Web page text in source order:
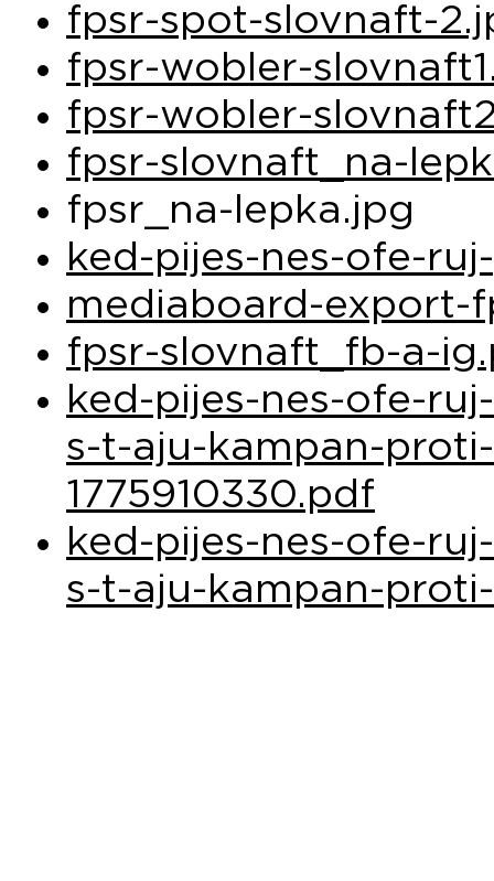
fpsr-spot-slovnaft-
fpsr-wobler-
fpsr-wobler-
fpsr-slovnaft_na-
fpsr_na-lepka.jpg
ked-pijes-nes-ofe-
mediaboard-export-
fpsr-slovnaft_fb-a-
ked-pijes-nes-ofe-
s-t-aju-kampan-
1775910330.pdf
ked-pijes-nes-ofe-
s-t-aju-kampan-